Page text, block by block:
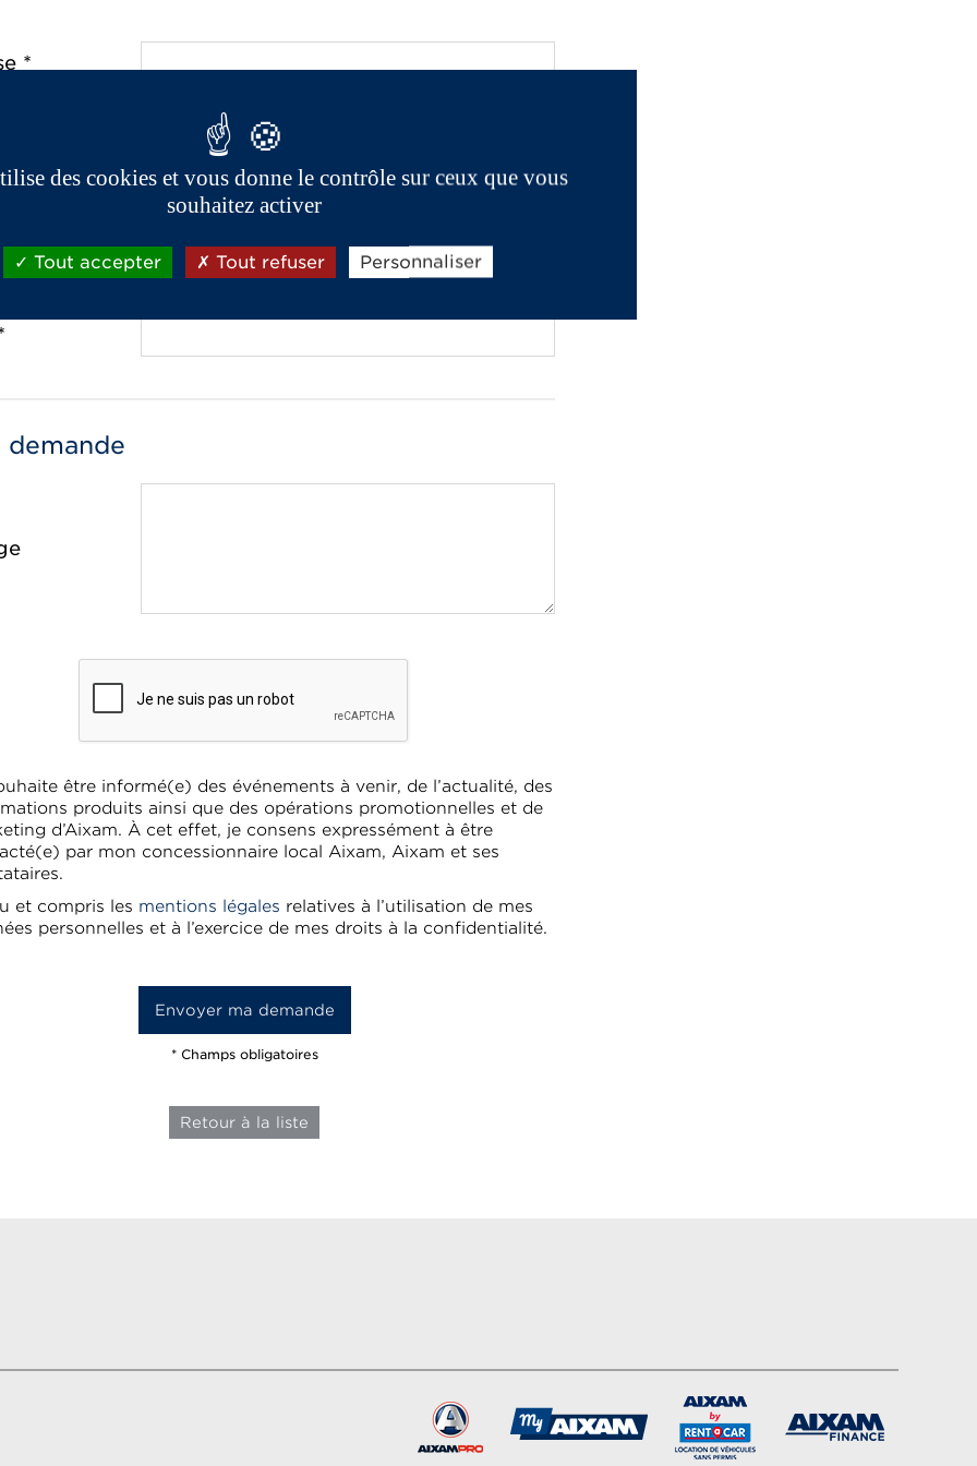
*
*
demande
être informé(e) des événements à venir, de l’actualité, des
produits ainsi que des opérations promotionnelles et de
d’Aixam. À cet effet, je consens expressément à être
par mon concessionnaire local Aixam, Aixam et ses
et compris les mentions légales relatives à l’utilisation de mes
personnelles et à l’exercice de mes droits à la confidentialité.
* Champs obligatoires
Retour à la liste
des cookies et vous donne le contrôle sur ceux que vous
souhaitez activer
Tout accepter Tout refuser Personnaliser